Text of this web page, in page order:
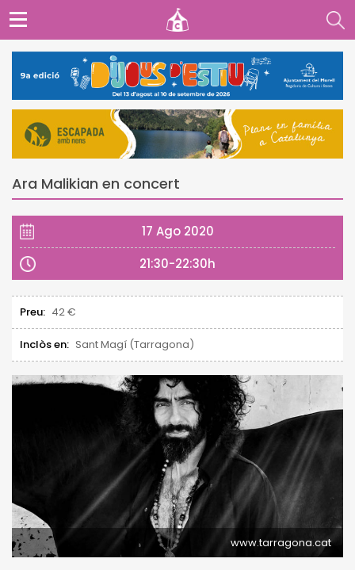
Ara Malikian en concert
17 Ago 2020
21:30-22:30h
Preu: 42 €
Inclòs en: Sant Magí (Tarragona)
www.tarragona.cat